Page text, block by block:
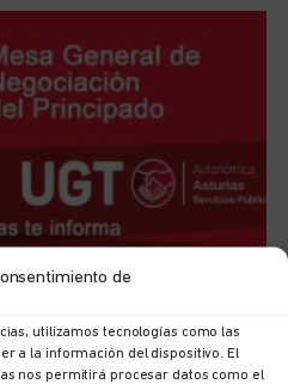
de
utilizamos tecnologías como las
a la información del dispositivo. El
nos permitirá procesar datos como el
documentación sobre